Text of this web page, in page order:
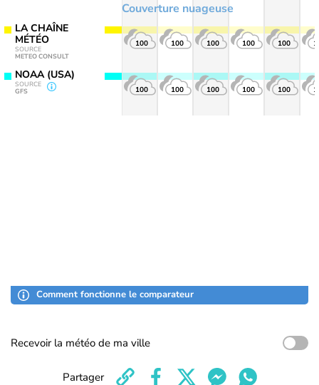
LA CHAÎNE
MÉTÉO
SOURCE
METEO CONSULT
NOAA (USA)
SOURCE
GFS
Couverture nuageuse
100
100
100
100
100
100
100
100
100
100
Comment fonctionne le comparateur
Recevoir la météo de ma ville
Partager